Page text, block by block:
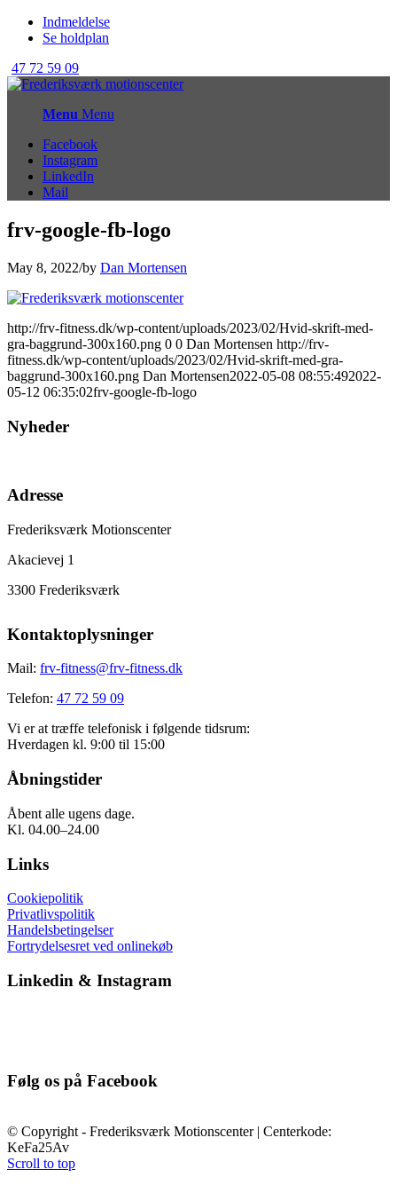
Indmeldelse
Se holdplan
47 72 59 09
Menu Menu
Facebook
Instagram
LinkedIn
Mail
frv-google-fb-logo
May 8, 2022/by Dan Mortensen
http://frv-fitness.dk/wp-content/uploads/2023/02/Hvid-skrift-med-
gra-baggrund-300x160.png 0 0 Dan Mortensen http://frv-
fitness.dk/wp-content/uploads/2023/02/Hvid-skrift-med-gra-
baggrund-300x160.png Dan Mortensen2022-05-08 08:55:492022-
05-12 06:35:02frv-google-fb-logo
Nyheder
Adresse
Frederiksværk Motionscenter
Akacievej 1
3300 Frederiksværk
Kontaktoplysninger
Mail: frv-fitness@frv-fitness.dk
Telefon: 47 72 59 09
Vi er at træffe telefonisk i følgende tidsrum:
Hverdagen kl. 9:00 til 15:00
Åbningstider
Åbent alle ugens dage.
Kl. 04.00–24.00
Links
Cookiepolitik
Privatlivspolitik
Handelsbetingelser
Fortrydelsesret ved onlinekøb
Linkedin & Instagram
Følg os på Facebook
© Copyright - Frederiksværk Motionscenter | Centerkode:
KeFa25Av
Scroll to top